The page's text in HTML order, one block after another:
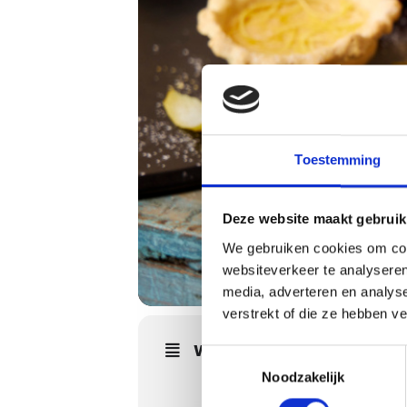
Toestemming
Deze website maakt
We gebruiken cookies om
websiteverkeer te
media, adverteren en
verstrekt of die ze hebben
Toestemmingsselectie
Noodzakelijk
WORKSHOPS DETAILS
Leer de kunst van het
praktijkgerichte workshop! Leer